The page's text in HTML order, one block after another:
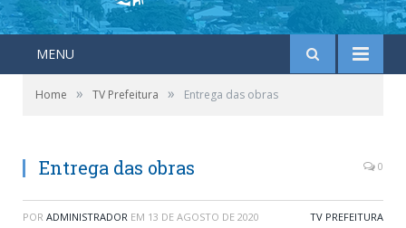
MENU
Home » TV Prefeitura » Entrega das obras
Entrega das obras 0
POR ADMINISTRADOR EM 13 DE AGOSTO DE 2020 TV PREFEITURA